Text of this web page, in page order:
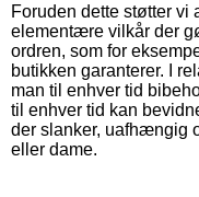
Foruden dette støtter
elementære vilkår der
ordren, som for
butikken garanterer. I
man til enhver tid
til enhver tid kan
der slanker, uafhængig
eller dame.